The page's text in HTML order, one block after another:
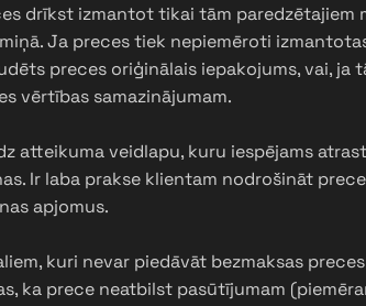
drīkst izmantot tikai tām
Ja preces tiek nepiemēroti
preces oriģinālais iepakojums, vai,
vērtības samazinājumam.
atteikuma veidlapu, kuru iespējams
Ir laba prakse klientam nodrošināt
apjomus.
kuri nevar piedāvāt bezmaksas
ka prece neatbilst pasūtījumam